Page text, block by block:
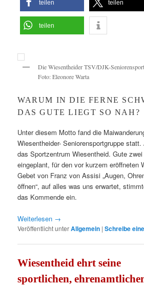
teilen teilen
teilen
Die Wiesentheider TSV/DJK-
Foto: Eleonore Warta
WARUM IN DIE FERNE
DAS GUTE LIEGT SO NAH?
Unter diesem Motto fand die
Wiesentheider- Seniorensportgruppe
das Sportzentrum Wiesentheid. Gute
eingeplant, für den vor kurzem eröffneten
Gebet von Franz von Assisi „Augen,
öffnen“, auf alles was uns erwartet,
das Kommende ein.
Weiterlesen →
Veröffentlicht unterAllgemein |Schreibe
Wiesentheid ehrt seine
sportlichen,